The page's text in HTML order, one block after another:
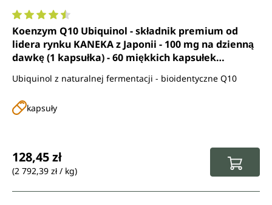
Średnia ocena 4.6 z 5 gwiazdek
Koenzym Q10 Ubiquinol - składnik premium od
lidera rynku KANEKA z Japonii - 100 mg na dzienną
dawkę (1 kapsułka) - 60 miękkich kapsułek
Ubiquinol z naturalnej fermentacji - bioidentyczne Q10
kapsuły
128,45 zł
(2 792,39 zł / kg)